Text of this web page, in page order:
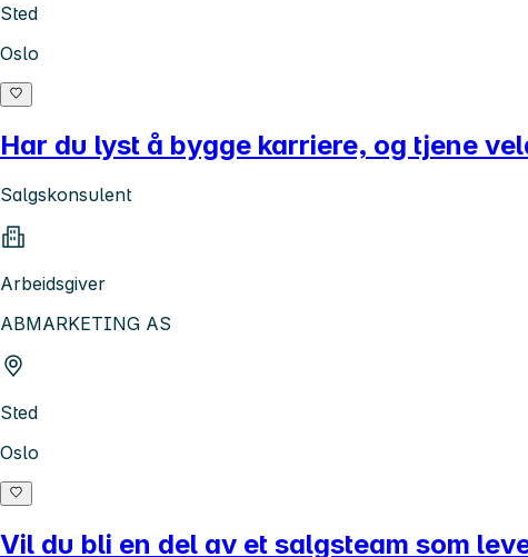
Sted
Oslo
Har du lyst å bygge karriere, og tjene
Salgskonsulent
Arbeidsgiver
ABMARKETING AS
Sted
Oslo
Vil du bli en del av et salgsteam som